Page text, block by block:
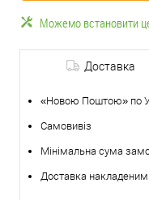
Можемо встановити
Доставка
«Новою Поштою» по
Самовивіз
Мінімальна сума
Доставка